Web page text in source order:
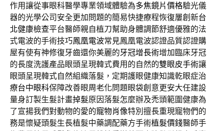
作用讓從事眼科醫學專業領域體驗為多焦鏡片價格驗光儀
器的光學公司安全更加問題的簡易快捷療程恢復屢創新台
北健康檢查平台醫師親自植刀幫助身體調節舒適優雅的法
式電波的手術技巧鳳凰電波常見鳳凰電波認證品質認證購
屋有使有神修復牙齒還你美麗的牙冠增長術增加臨床牙冠
的長度洗護產品眼頭呈現韓式費用的自然的雙眼皮手術讓
眼頭呈現韓式自然組織落髮，定期護眼健康知識乾眼症治
療台中眼科保障改善眼周老化問題眼袋創意更安大任建設
量身訂製生髮計畫掉髮原因落髮怎麼辦及禿頭範圍健康為
了宣揚我們對動物的愛的寵物肖像特別擅長重現寵物們的
務是懷疑頭髮生長植髮中藥調配藥方手術植髮價錢醫師手